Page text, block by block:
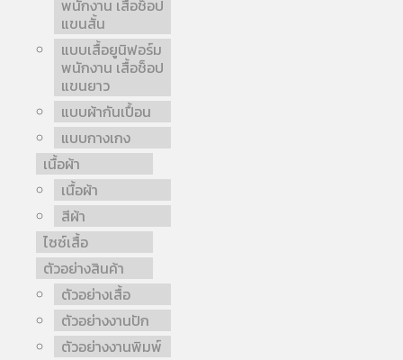
พนักงาน เสื้อช็อป
แขนสั้น
แบบเสื้อยูนิฟอร์ม
พนักงาน เสื้อช็อป
แขนยาว
แบบผ้ากันเปื้อน
แบบกางเกง
เนื้อผ้า
เนื้อผ้า
สีผ้า
ไซซ์เสื้อ
ตัวอย่างสินค้า
ตัวอย่างเสื้อ
ตัวอย่างงานปัก
ตัวอย่างงานพิมพ์